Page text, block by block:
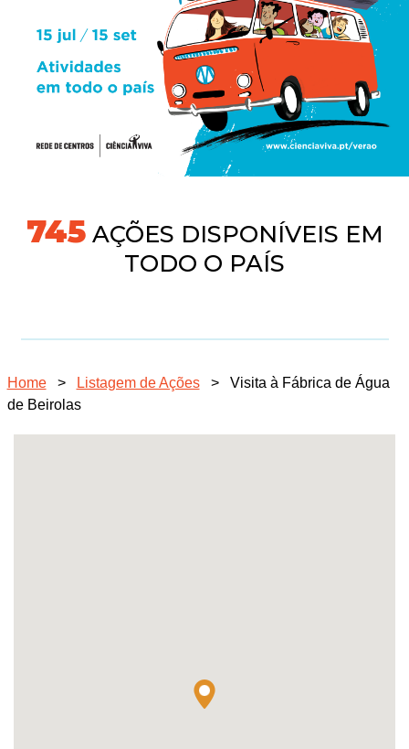
745AÇÕES DISPONÍVEIS EM
TODO O PAÍS
Home > Listagem de Ações >
Visita à Fábrica de Água
de Beirolas